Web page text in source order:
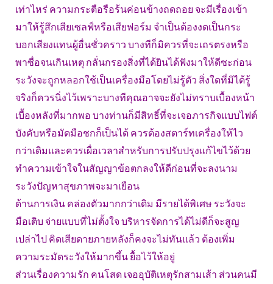
เท่าไหร่ ความกระตือรือร้นค่อนข้างถดถอย จะมีเรื่องเข้า
มาให้รู้สึกเสียเซลฟ์หรือเสียฟอร์ม จำเป็นต้องงดเป็นกระ
บอกเสียงแทนผู้อื่นชั่วคราว บางทีก็มิควรที่จะเถรตรงหรือ
พาซื่อจนเกินเหตุ กลั่นกรองสิ่งที่ได้ยินได้ฟังมาให้ดีซะก่อน
ระวังจะถูกหลอกใช้เป็นเครื่องมือโดยไม่รู้ตัว สิ่งใดที่มิได้รู้
จริงก็ควรนิ่งไว้เพราะบางทีคุณอาจจะยังไม่ทราบเบื้องหน้า
เบื้องหลังที่มากพอ บางท่านก็มีสิทธิ์ที่จะเจอภารกิจแบบไฟต์
บังคับหรือมัดมือชกก็เป็นได้ ควรต้องสตาร์ทเครื่องให้ไว
กว่าเดิมและควรเผื่อเวลาสำหรับการปรับปรุงแก้ไขไว้ด้วย
ทำความเข้าใจในสัญญาข้อตกลงให้ดีก่อนที่จะลงนาม
ระวังปัญหาสุขภาพจะมาเยือน
ด้านการเงิน คล่องตัวมากกว่าเดิม มีรายได้พิเศษ ระวังจะ
มือเติบ จ่ายแบบที่ไม่ตั้งใจ บริหารจัดการได้ไม่ดีก็จะสูญ
เปล่าไป คิดเสียดายภายหลังก็คงจะไม่ทันแล้ว ต้องเพิ่ม
ความระมัดระวังให้มากขึ้น ยื้อไว้ให้อยู่
ส่วนเรื่องความรัก คนโสด เจออุบัติเหตุรักสามเส้า ส่วนคนมี